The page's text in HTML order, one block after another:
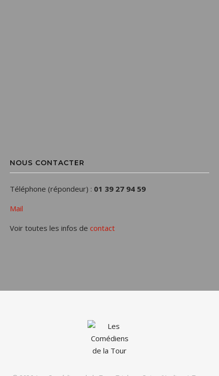
NOUS CONTACTER
Téléphone (répondeur) : 01 39 27 94 59
Mail
Voir toutes les infos de contact